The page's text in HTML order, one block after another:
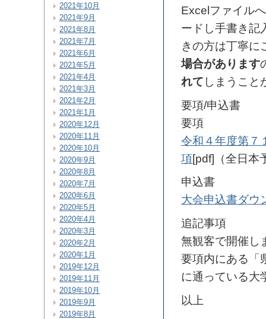
Excelファイル
ードし手書き記
きの方は丁寧に
場合があります
れて しまうこと
要項/申込書
要項
令和４年度第７
項[pdf]（全日本
申込書
大会申込書ダウ
追記事項
無観客で開催し
要項内にある「
に通っている大
以上
2021年10月
2021年9月
2021年8月
2021年7月
2021年6月
2021年5月
2021年4月
2021年3月
2021年2月
2021年1月
2020年12月
2020年11月
2020年10月
2020年9月
2020年8月
2020年7月
2020年6月
2020年5月
2020年4月
2020年3月
2020年2月
2020年1月
2019年12月
2019年11月
2019年10月
2019年9月
2019年8月